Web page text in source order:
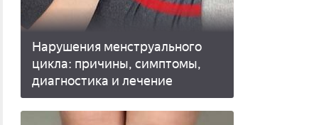
Нарушения менструального
цикла: причины, симптомы,
диагностика и лечение